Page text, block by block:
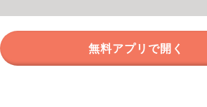
無料アプリで開く